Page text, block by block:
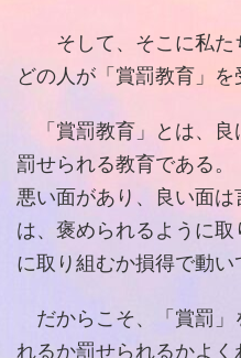
そして、そこに私た
どの人が「賞罰教育」を
「賞罰教育」とは、良
罰せられる教育である
悪い面があり、良い面
は、褒められるように
に取り組むか損得で動い
だからこそ、「賞罰」
れるか罰せられるかよ